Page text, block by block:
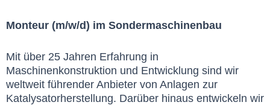
Monteur (m/w/d) im Sondermaschinenbau
Mit über 25 Jahren Erfahrung in
Maschinenkonstruktion und Entwicklung sind wir
weltweit führender Anbieter von Anlagen zur
Katalysatorherstellung. Darüber hinaus entwickeln wir